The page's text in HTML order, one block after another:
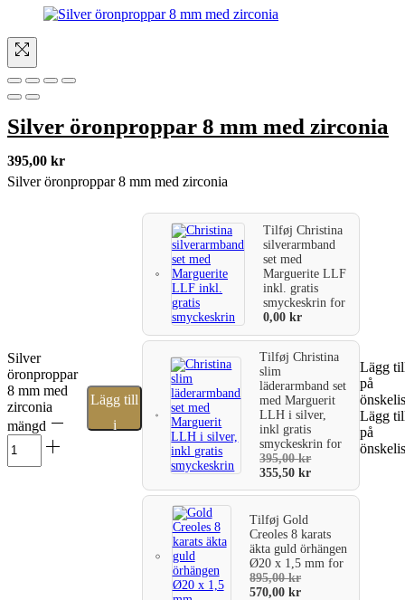
Silver öronproppar 8 mm med zirconia
395,00 kr
Silver öronproppar 8 mm med zirconia
Silver
öronproppar
8 mm med
zirconia
mängd
Lägg till
i
TilføjChristina
silverarmband
set med
Marguerite LLF
inkl. gratis
smyckeskrinfor
0,00kr
TilføjChristina
slim
läderarmband set
med Marguerit
LLH i silver,
inkl gratis
smyckeskrinfor
395,00kr
355,50kr
TilføjGold
Creoles 8 karats
äkta guld örhängen
Ø20 x 1,5 mmfor
895,00kr
570,00kr
Lägg
på
Lägg
på